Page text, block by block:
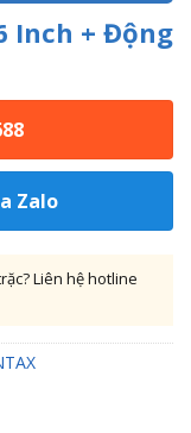
Inch + Động
Zalo
Liên hệ hotline